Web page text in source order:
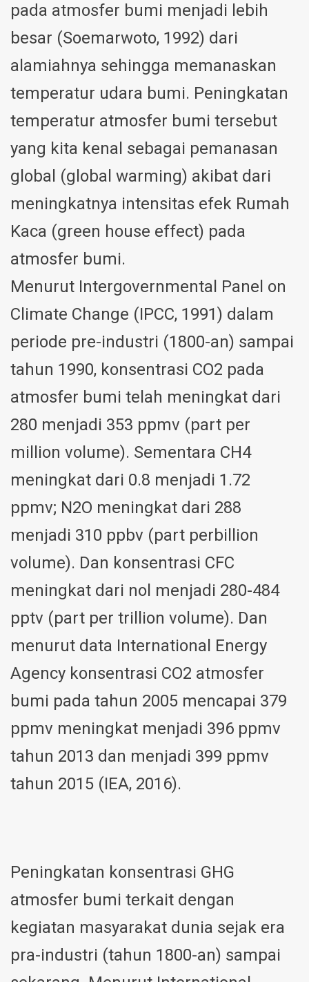
pada atmosfer bumi menjadi lebih
besar (Soemarwoto, 1992) dari
alamiahnya sehingga memanaskan
temperatur udara bumi. Peningkatan
temperatur atmosfer bumi tersebut
yang kita kenal sebagai pemanasan
global (global warming) akibat dari
meningkatnya intensitas efek Rumah
Kaca (green house effect) pada
atmosfer bumi.
Menurut Intergovernmental Panel on
Climate Change (IPCC, 1991) dalam
periode pre-industri (1800-an) sampai
tahun 1990, konsentrasi CO2 pada
atmosfer bumi telah meningkat dari
280 menjadi 353 ppmv (part per
million volume). Sementara CH4
meningkat dari 0.8 menjadi 1.72
ppmv; N2O meningkat dari 288
menjadi 310 ppbv (part perbillion
volume). Dan konsentrasi CFC
meningkat dari nol menjadi 280-484
pptv (part per trillion volume). Dan
menurut data International Energy
Agency konsentrasi CO2 atmosfer
bumi pada tahun 2005 mencapai 379
ppmv meningkat menjadi 396 ppmv
tahun 2013 dan menjadi 399 ppmv
tahun 2015 (IEA, 2016).
Peningkatan konsentrasi GHG
atmosfer bumi terkait dengan
kegiatan masyarakat dunia sejak era
pra-industri (tahun 1800-an) sampai